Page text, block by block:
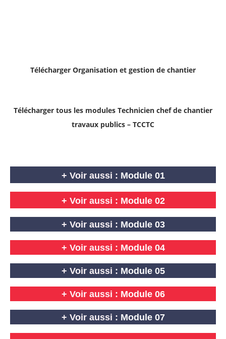
Télécharger Organisation et gestion de chantier
Télécharger tous les modules Technicien chef de chantier
travaux publics – TCCTC
+ Voir aussi : Module 01
+ Voir aussi : Module 02
+ Voir aussi : Module 03
+ Voir aussi : Module 04
+ Voir aussi : Module 05
+ Voir aussi : Module 06
+ Voir aussi : Module 07